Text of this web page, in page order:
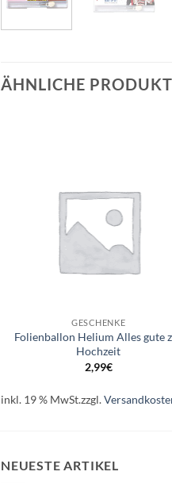
ÄHNLICHE
GESCHENKE
Folienballon Helium Alles gute
Hochzeit
2,99€
inkl. 19 % MwSt.zzgl.
NEUESTE ARTIKEL